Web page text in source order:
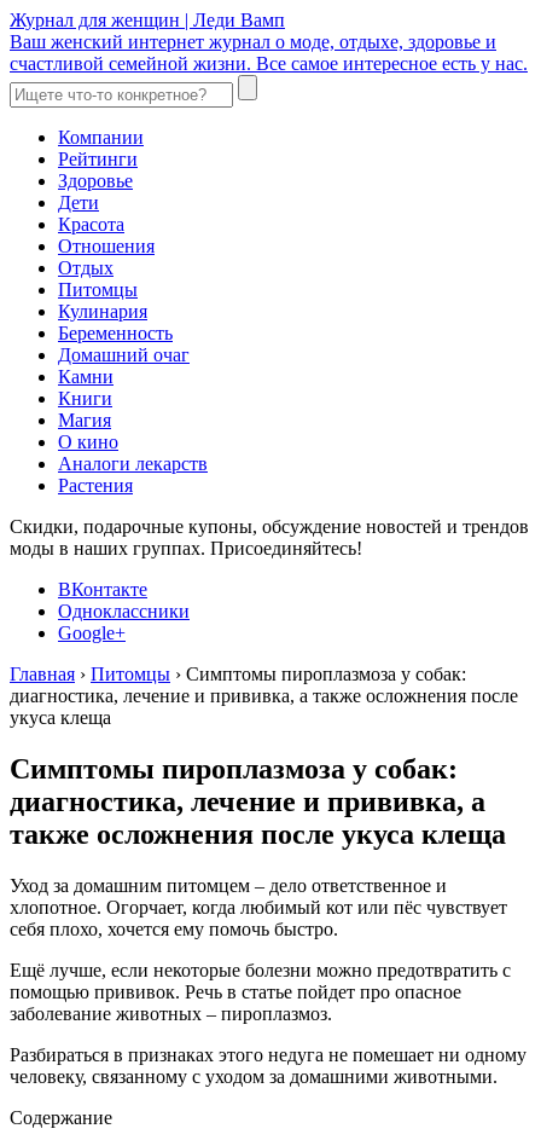
Журнал для женщин | Леди Вамп
Ваш женский интернет журнал о моде, отдыхе, здоровье и
счастливой семейной жизни. Все самое интересное есть у нас.
Компании
Рейтинги
Здоровье
Дети
Красота
Отношения
Отдых
Питомцы
Кулинария
Беременность
Домашний очаг
Камни
Книги
Магия
О кино
Аналоги лекарств
Растения
Скидки, подарочные купоны, обсуждение новостей и трендов
моды в наших группах. Присоединяйтесь!
ВКонтакте
Одноклассники
Google+
Главная › Питомцы › Симптомы пироплазмоза у собак:
диагностика, лечение и прививка, а также осложнения после
укуса клеща
Симптомы пироплазмоза у собак:
диагностика, лечение и прививка, а
также осложнения после укуса клеща
Уход за домашним питомцем – дело ответственное и
хлопотное. Огорчает, когда любимый кот или пёс чувствует
себя плохо, хочется ему помочь быстро.
Ещё лучше, если некоторые болезни можно предотвратить с
помощью прививок. Речь в статье пойдет про опасное
заболевание животных – пироплазмоз.
Разбираться в признаках этого недуга не помешает ни одному
человеку, связанному с уходом за домашними животными.
Содержание